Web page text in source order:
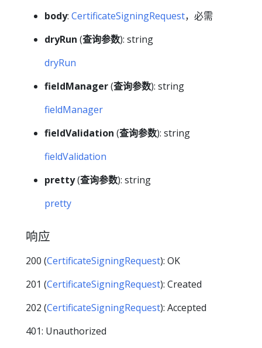
body: CertificateSigningRequest，必需
dryRun (查询参数): string
dryRun
fieldManager(查询参数): string
fieldManager
fieldValidation (查询参数): string
fieldValidation
pretty(查询参数): string
pretty
响应
200 (CertificateSigningRequest): OK
201 (CertificateSigningRequest): Created
202 (CertificateSigningRequest): Accepted
401: Unauthorized